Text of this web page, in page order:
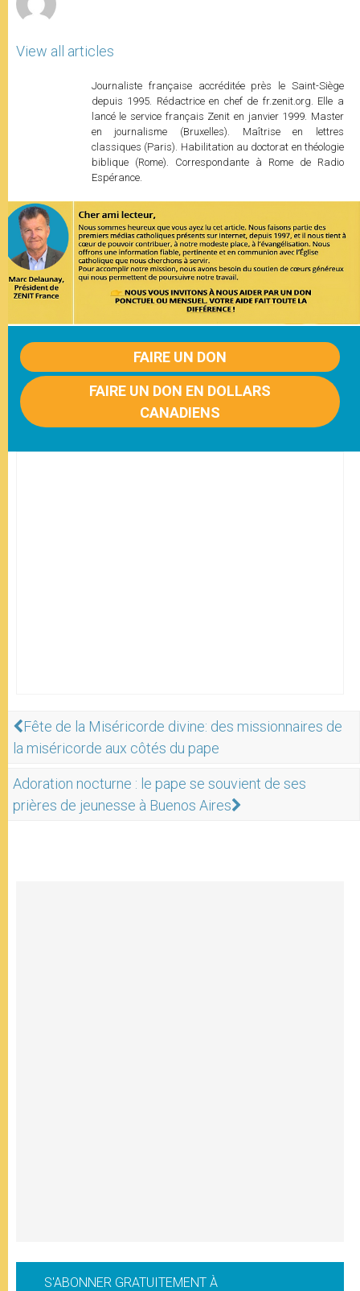
View all articles
Journaliste française accréditée près le Saint-Siège
depuis 1995. Rédactrice en chef de fr.zenit.org. Elle a
lancé le service français Zenit en janvier 1999. Master
en journalisme (Bruxelles). Maîtrise en lettres
classiques (Paris). Habilitation au doctorat en théologie
biblique (Rome). Correspondante à Rome de Radio
Espérance.
FAIRE UN DON
FAIRE UN DON EN DOLLARS
CANADIENS
Fête de la Miséricorde divine: des missionnaires de
la miséricorde aux côtés du pape
Adoration nocturne : le pape se souvient de ses
prières de jeunesse à Buenos Aires
S'ABONNER GRATUITEMENT À